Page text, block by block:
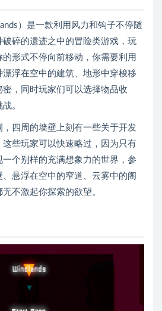
）是一款利用风力和钩子不停随
破碎的遗迹之中的冒险类游戏，玩
形式不停向前移动，你需要利用
浮在空中的建筑、地形中穿梭移
，同时玩家们可以选择物品收
。
四周的墙壁上刻有一些关于开发
些玩家可以快速略过，因为只有
个别样的充满想象力的世界，参
悬浮在空中的窄道、云雾中的阁
不激起你探索的欲望。